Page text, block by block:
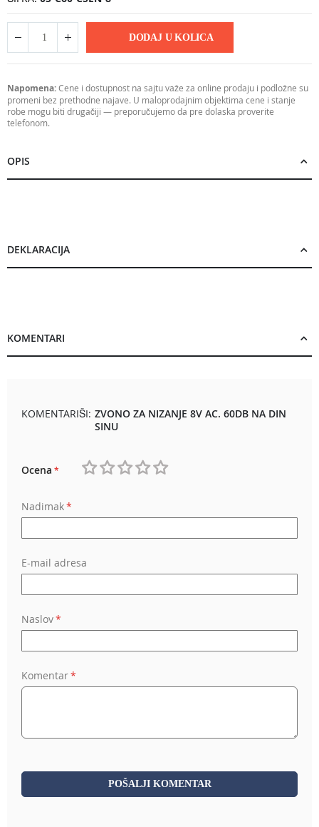
DODAJ U KOLICA
Napomena:Cene i dostupnost na sajtu važe za online prodaju i podložne su
promeni bez prethodne najave. U maloprodajnim objektima cene i stanje
robe mogu biti drugačiji — preporučujemo da pre dolaska proverite
telefonom.
OPIS
DEKLARACIJA
KOMENTARI
KOMENTARIŠI: ZVONO ZA NIZANJE 8V AC. 60DB NA DIN
SINU
Ocena
Nadimak
E-mail adresa
Naslov
Komentar
POŠALJI KOMENTAR